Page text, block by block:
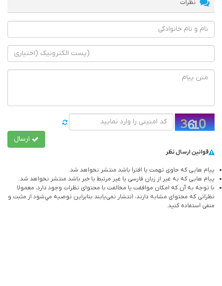
نظرات
ارسال
قوانین ارسال نظر
پیام هایی که حاوی تهمت یا افترا باشد منتشر نخواهد شد.
پیام هایی که به غیر از زبان فارسی یا غیر مرتبط با خبر باشد منتشر نخواهد شد.
با توجه به آن که امکان موافقت یا مخالفت با محتوای نظرات وجود دارد، معمولا
نظراتی که محتوای مشابه دارند، انتشار نمی‌یابند بنابراین توصيه مي‌شود از مثبت و
منفی استفاده کنید.